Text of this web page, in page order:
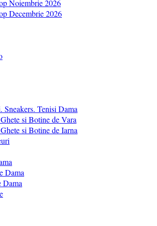
Noiembrie 2026
Decembrie 2026
Sneakers. Tenisi Dama
si Botine de Vara
si Botine de Iarna
Dama
Dama